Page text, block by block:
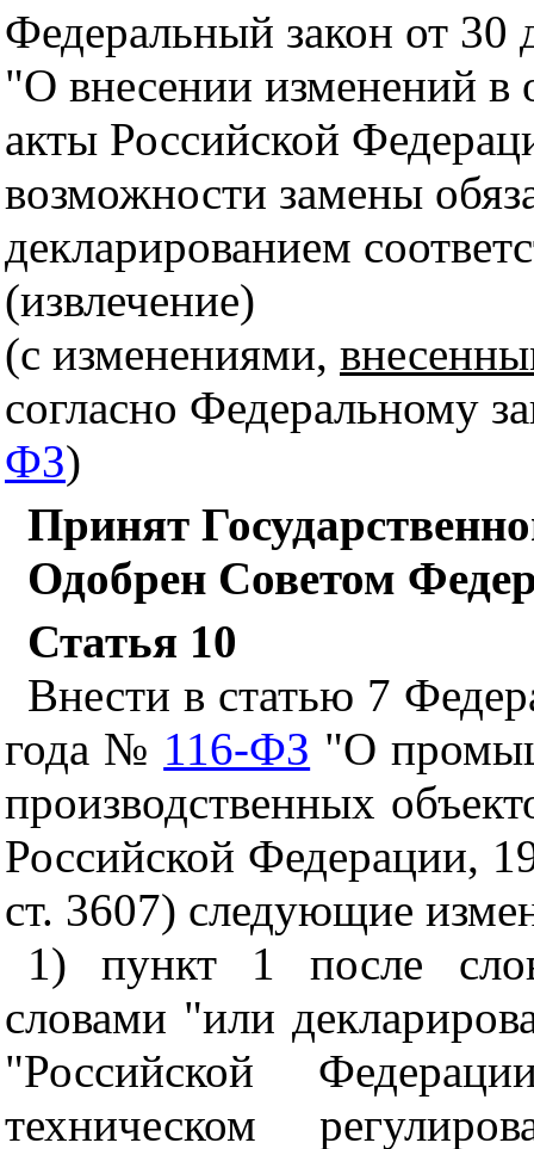
Федеральный закон от
"О внесении изменений в
акты Российской
возможности замены
декларированием
(извлечение)
(с изменениями,
согласно Федеральному
ФЗ)
Принят
Одобрен Советом
Статья 10
Внести в статью 7
года № 116-ФЗ "О
производственных
Российской Федерации,
ст. 3607) следующие
1) пункт 1 после
словами "или
"Российской
техническом